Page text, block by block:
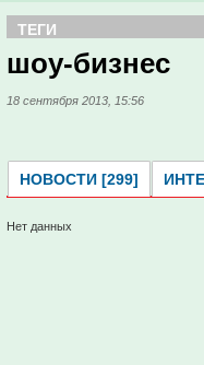
ТЕГИ
шоу-бизнес
18 сентября 2013, 15:56
НОВОСТИ [299]
Нет данных